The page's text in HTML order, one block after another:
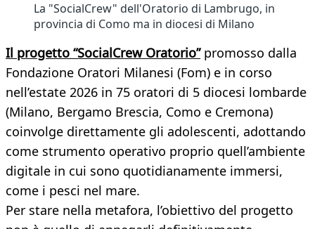
La "SocialCrew" dell'Oratorio di Lambrugo, in
provincia di Como ma in diocesi di Milano
Il progetto “SocialCrew Oratorio”promosso dalla
Fondazione Oratori Milanesi (Fom) e in corso
nell’estate 2026 in 75 oratori di 5 diocesi lombarde
(Milano, Bergamo Brescia, Como e Cremona)
coinvolge direttamente gli adolescenti, adottando
come strumento operativo proprio quell’ambiente
digitale in cui sono quotidianamente immersi,
come i pesci nel mare.
Per stare nella metafora, l’obiettivo del progetto